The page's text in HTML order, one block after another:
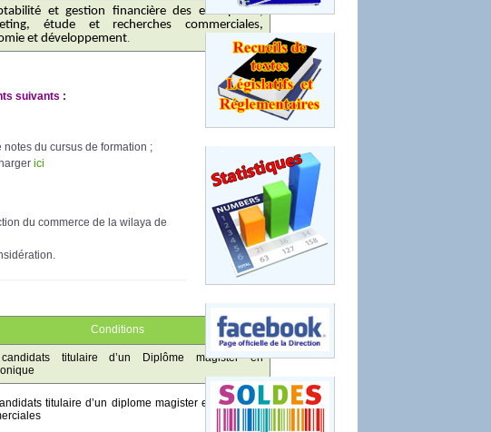
et gestion financière des entreprises,
étude et recherches commerciales,
et développement
suivants :
du cursus de formation ;
ici
du commerce de la wilaya de
Conditions
titulaire d’un Diplômemagister en
titulaire d’un diplome magister en Sciences